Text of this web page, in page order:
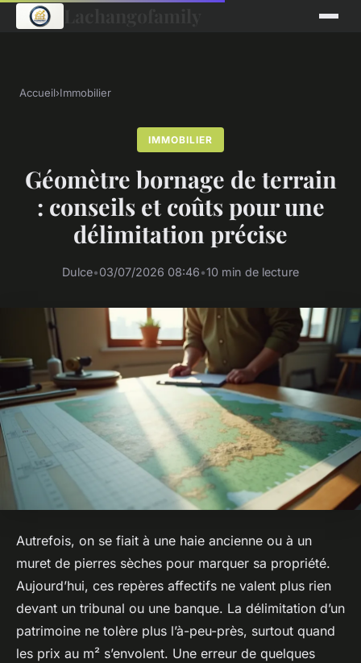
Accueil›Immobilier
IMMOBILIER
Géomètre bornage de terrain
: conseils et coûts pour une
délimitation précise
Dulce•03/07/2026 08:46•10 min de lecture
Autrefois, on se fiait à une haie ancienne ou à un
muret de pierres sèches pour marquer sa propriété.
Aujourd’hui, ces repères affectifs ne valent plus rien
devant un tribunal ou une banque. La délimitation d’un
patrimoine ne tolère plus l’à-peu-près, surtout quand
les prix au m² s’envolent. Une erreur de quelques